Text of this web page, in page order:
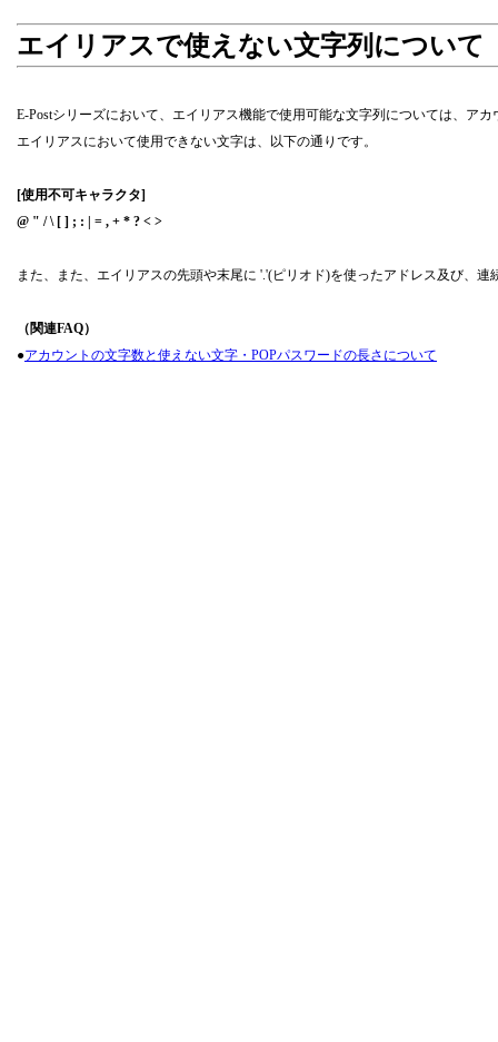
エイリアスで使えない文字列について
E-Postシリーズにおいて、エイリアス機能で使用可能な文字列については、ア
エイリアスにおいて使用できない文字は、以下の通りです。
[使用不可キャラクタ]
@ " / \ [ ] ; : | = , + * ? < >
また、また、エイリアスの先頭や末尾に '.'(ピリオド)を使ったアドレス及び、
（関連FAQ）
●アカウントの文字数と使えない文字・POPパスワードの長さについて